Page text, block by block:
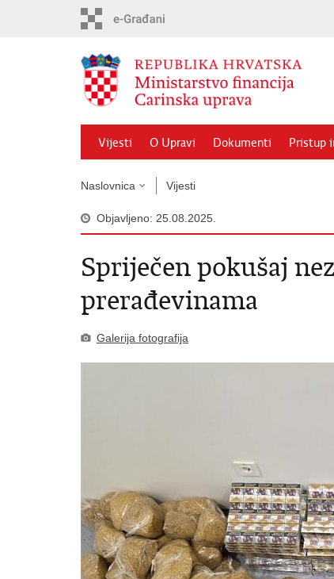
Vijesti O Upravi Dokumenti Pristup
Naslovnica Vijesti
Objavljeno: 25.08.2025.
Spriječen pokušaj
prerađevinama
Galerija fotografija